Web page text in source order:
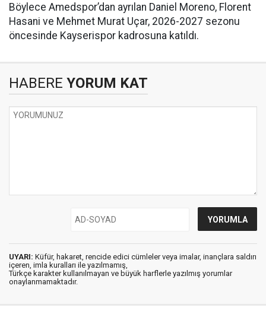
Böylece Amedspor’dan ayrılan Daniel Moreno, Florent
Hasani ve Mehmet Murat Uçar, 2026-2027 sezonu
öncesinde Kayserispor kadrosuna katıldı.
HABERE YORUM KAT
UYARI: Küfür, hakaret, rencide edici cümleler veya imalar, inançlara saldırı
içeren, imla kuralları ile yazılmamış,
Türkçe karakter kullanılmayan ve büyük harflerle yazılmış yorumlar
onaylanmamaktadır.